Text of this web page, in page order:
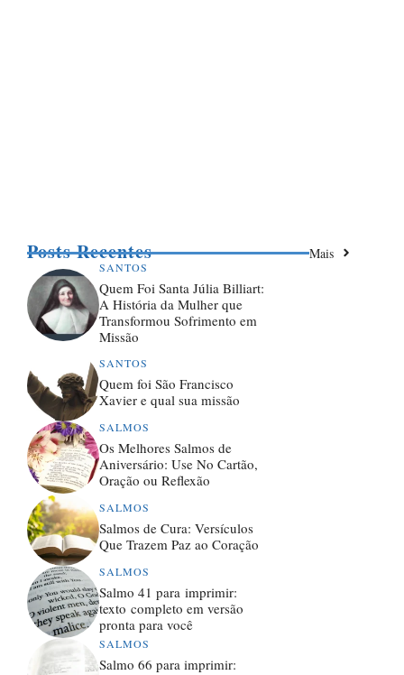
Posts Recentes Mais
SANTOS
Quem Foi Santa Júlia Billiart:
A História da Mulher que
Transformou Sofrimento em
Missão
SANTOS
Quem foi São Francisco
Xavier e qual sua missão
SALMOS
Os Melhores Salmos de
Aniversário: Use No Cartão,
Oração ou Reflexão
SALMOS
Salmos de Cura: Versículos
Que Trazem Paz ao Coração
SALMOS
Salmo 41 para imprimir:
texto completo em versão
pronta para você
SALMOS
Salmo 66 para imprimir: